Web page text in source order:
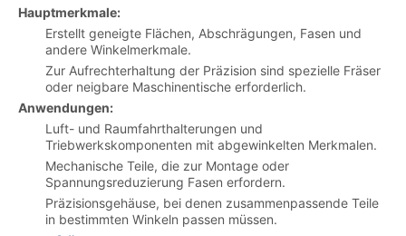
Hauptmerkmale:
Erstellt geneigte Flächen, Abschrägungen, Fasen und
andere Winkelmerkmale.
Zur Aufrechterhaltung der Präzision sind spezielle Fräser
oder neigbare Maschinentische erforderlich.
Anwendungen:
Luft- und Raumfahrthalterungen und
Triebwerkskomponenten mit abgewinkelten Merkmalen.
Mechanische Teile, die zur Montage oder
Spannungsreduzierung Fasen erfordern.
Präzisionsgehäuse, bei denen zusammenpassende Teile
in bestimmten Winkeln passen müssen.